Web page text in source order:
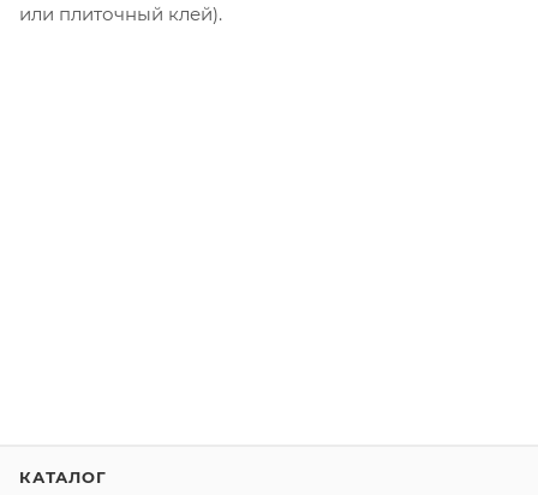
или плиточный клей).
КАТАЛОГ